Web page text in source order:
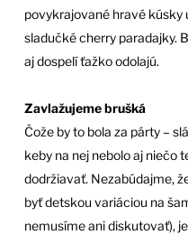
povykrajované hravé kúsky
sladučké cherry paradajky.
aj dospelí ťažko odolajú.
Zavlažujeme brušká
Čože by to bola za párty –
keby na nej nebolo aj niečo
dodržiavať. Nezabúdajme,
byť detskou variáciou na
nemusíme ani diskutovať),